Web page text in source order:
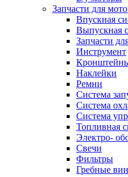
Запчасти для
Впускная
Выпускная
Запчасти
Инструмент
Наклейки
Ремни
Система
Система
Система
Топливная
Электро-
Свечи
Фильтры
Гребные